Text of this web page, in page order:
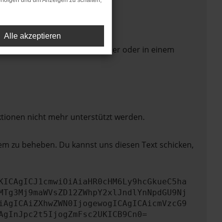
in einem anderen Browser oder in einem
nicht mehr unterstützt werden.
zu beheben. Du kannst uns diesen Text schicken,
Alle akzeptieren